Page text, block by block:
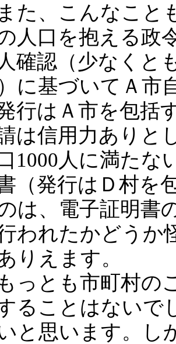
た、こんなこと
の人口を抱える政
確認（少なくと
に基づいてＡ市
発行はＡ市を包
は信用力ありと
1000人に満たな
（発行はＤ村を
は、電子証明書
われたかどうか
りえます。
っとも市町村の
ることはないで
と思います。し